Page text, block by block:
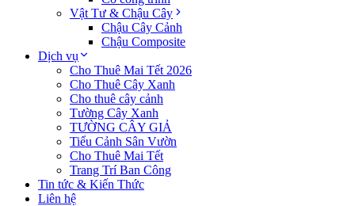
Vật Tư & Chậu Cây
Chậu Cây Cảnh
Chậu Composite
Dịch vụ
Cho Thuê Mai Tết 2026
Cho Thuê Cây Xanh
Cho thuê cây cảnh
Tường Cây Xanh
TƯỜNG CÂY GIẢ
Tiểu Cảnh Sân Vườn
Cho Thuê Mai Tết
Trang Trí Ban Công
Tin tức & Kiến Thức
Liên hệ